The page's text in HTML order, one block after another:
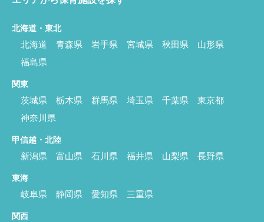
北海道・東北
北海道 青森県 岩手県 宮城県 秋田県
山形県
福島県
関東
茨城県 栃木県 群馬県 埼玉県 千葉県
東京都
神奈川県
甲信越・北陸
新潟県 富山県 石川県 福井県 山梨県 長野県
東海
岐阜県 静岡県 愛知県 三重県
関西